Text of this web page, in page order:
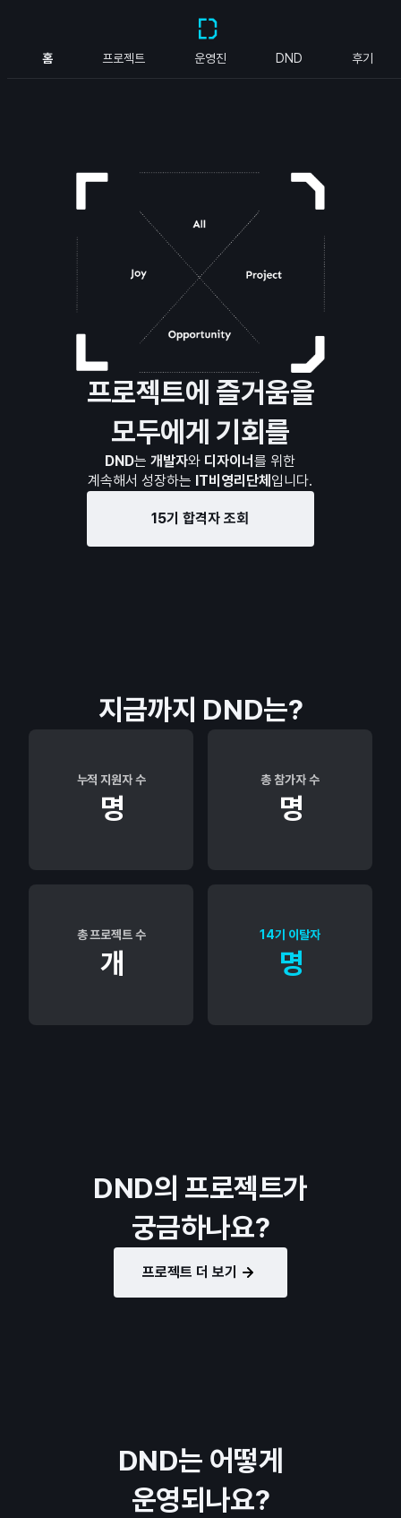
홈 프로젝트 운영진 DND 후기
프로젝트에 즐거움을
모두에게 기회를
DND는개발자와 디자이너를 위한
계속해서 성장하는 IT비영리단체 입니다.
15기 합격자 조회
지금까지 DND는?
누적 지원자 수
명
총 참가자 수
명
총 프로젝트 수
개
14기 이탈자
명
DND의 프로젝트가
궁금하나요?
프로젝트 더 보기
DND는 어떻게
운영되나요?